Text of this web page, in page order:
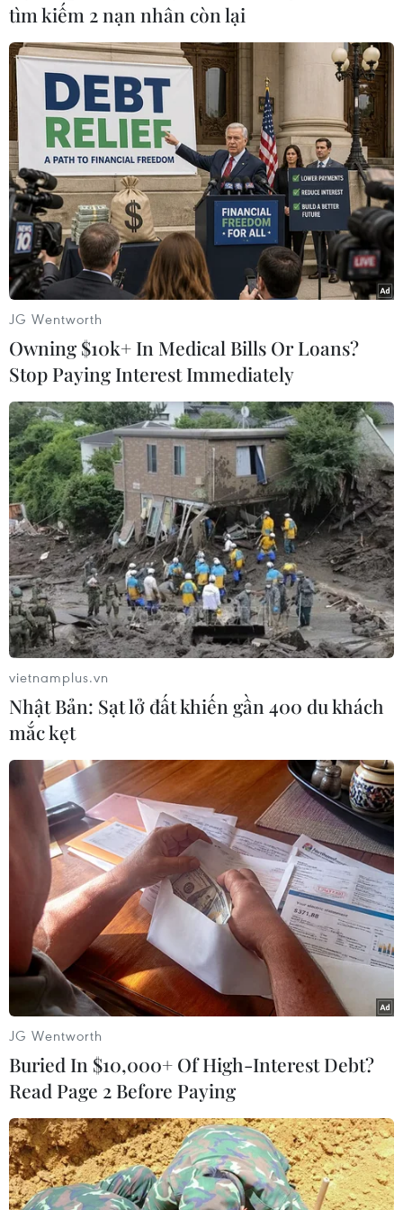
#Bộ Y tế Nga
#Liên minh châu Âu
#Giấy chứng nhận tiêm chủng
#Vaccine ngừa COVID-19
Nga
Theo dõi VietnamPlus
TIN LIÊN QUAN
Hậu COVID-19: Thẻ thông hành xanh
đồng hành cùng du lịch cách nào?
20/09/2021 03:44
Chiếc thẻ thông hành này phải thực sự “xanh,” thân
thiện, vì quyền lợi của mọi công dân, đảm bảo thuận
tiện cho người dùng thì mới phát huy được sức mạnh,
giúp ngành du lịch sớm phục hồi.
tìm kiếm 2 nạn nhân còn lại
JG Wentworth
Owning $10k+ In Medical Bills Or Loans?
Stop Paying Interest Immediately
vietnamplus.vn
Nhật Bản: Sạt lở đất khiến gần 400 du khách
mắc kẹt
JG Wentworth
Buried In $10,000+ Of High-Interest Debt?
Read Page 2 Before Paying